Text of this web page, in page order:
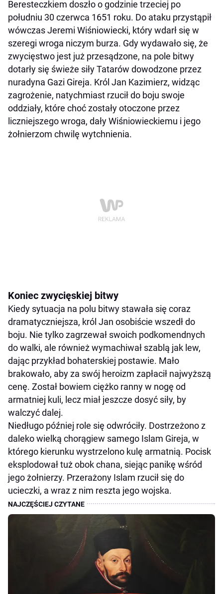
Beresteczkiem doszło o godzinie trzeciej po
południu 30 czerwca 1651 roku. Do ataku przystąpił
wówczas Jeremi Wiśniowiecki, który wdarł się w
szeregi wroga niczym burza. Gdy wydawało się, że
zwycięstwo jest już przesądzone, na pole bitwy
dotarły się świeże siły Tatarów dowodzone przez
nuradyna Gazi Gireja. Król Jan Kazimierz, widząc
zagrożenie, natychmiast rzucił do boju swoje
oddziały, które choć zostały otoczone przez
liczniejszego wroga, dały Wiśniowieckiemu i jego
żołnierzom chwilę wytchnienia.
Koniec zwycięskiej bitwy
Kiedy sytuacja na polu bitwy stawała się coraz
dramatyczniejsza, król Jan osobiście wszedł do
boju. Nie tylko zagrzewał swoich podkomendnych
do walki, ale również wymachiwał szablą jak lew,
dając przykład bohaterskiej postawie. Mało
brakowało, aby za swój heroizm zapłacił najwyższą
cenę. Został bowiem ciężko ranny w nogę od
armatniej kuli, lecz miał jeszcze dosyć siły, by
walczyć dalej.
Niedługo później role się odwróciły. Dostrzeżono z
daleko wielką chorągiew samego Islam Gireja, w
którego kierunku wystrzelono kulę armatnią. Pocisk
eksplodował tuż obok chana, siejąc panikę wśród
jego żołnierzy. Przerażony Islam rzucił się do
ucieczki, a wraz z nim reszta jego wojska.